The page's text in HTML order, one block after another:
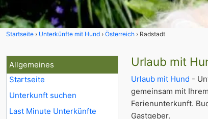
Startseite Unterkünfte mit Hund Österreich Radstadt
Allgemeines
Startseite
Unterkunft suchen
Last Minute Unterkünfte
Urlaub mit
Urlaub mit Hund -
gemeinsam mit
Ferienunterkunft.
Gastgeber.